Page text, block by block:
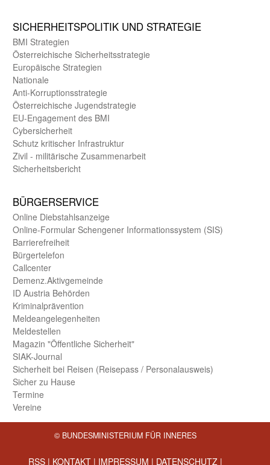
SICHER­HEITS­POLITIK UND STRATEGIE
BMI Strategien
Öster­reichische Sicherheits­strategie
Europäische Strategien
Nationale
Anti-Korruptions­strategie
Öster­reichische Jugend­strategie
EU-Engagement des BMI
Cybersicherheit
Schutz kritischer Infra­struktur
Zivil - militärische Zusammen­arbeit
Sicherheits­bericht
BÜRGER­SERVICE
Online Diebstahls­anzeige
Online-Formular Schengener Informationssystem (SIS)
Barriere­freiheit
Bürger­telefon
Call­center
Demenz.Aktiv­gemeinde
ID Austria Behörden
Kriminal­prävention
Melde­an­ge­le­gen­heiten
Meld­estellen
Magazin "Öffentliche Sicherheit"
SIAK-Journal
Sicherheit bei Reisen (Reise­pass / Personal­ausweis)
Sicher zu Hause
Termine
Vereine
© BUNDESMINISTERIUM FÜR INNERES
RSS | KONTAKT | IMPRESSUM | DATENSCHUTZ |